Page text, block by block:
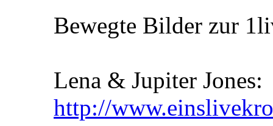
Bewegte Bilder zur
Lena & Jupiter Jones:
http://